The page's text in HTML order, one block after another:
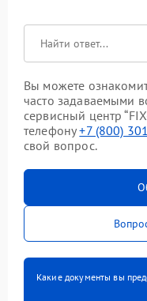
Вы можете
часто задаваемыми
сервисный центр
телефону+7 (800)
свой вопрос.
Какие документы вы